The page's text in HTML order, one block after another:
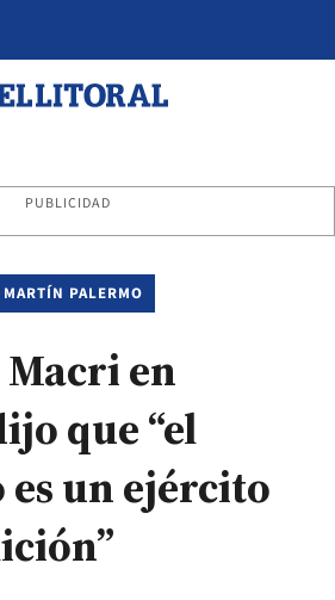
PUBLICIDAD
PALERMO
en
que “el
un ejército